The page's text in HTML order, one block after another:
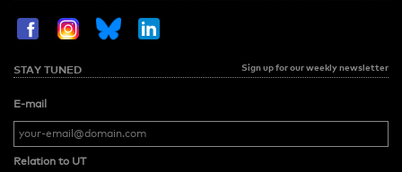
STAY TUNED Sign up for our weekly newsletter
E-mail
Relation to UT